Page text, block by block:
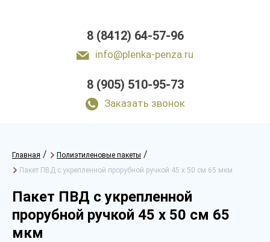
8 (8412) 64-57-96
info@plenka-penza.ru
8 (905) 510-95-73
Заказать звонок
Главная / Полиэтиленовые пакеты /
Пакет ПВД с укрепленной прорубной ручкой 45 х 50 см 65 мкм
Пакет ПВД с укрепленной
прорубной ручкой 45 х 50 см 65
мкм